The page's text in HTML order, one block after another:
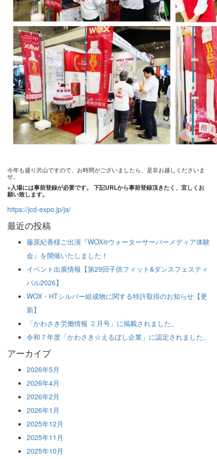
今年も盛り沢山ですので、お時間がございましたら、是非お越しくださいま
せ。
※入場には事前登録が必要です。 下記URLから事前登録頂きたく、宜しくお
願い致します。
https://jcd-expo.jp/ja/
最近の投稿
藤原紀香様ご出演『WOX®ウォーターサーバーメディア体験
会』を開催いたしました！
イベント出展情報【第29回子供フィット&ダンスフェスティ
バル2026】
WOX・HTシルバー組成物に関する特許取得のお知らせ【更
新】
「かわさき労働情報 ２月号」に掲載されました。
令和７年度「かわさき☆えるぼし企業」に認定されました。
アーカイブ
2026年5月
2026年4月
2026年2月
2026年1月
2025年12月
2025年11月
2025年10月